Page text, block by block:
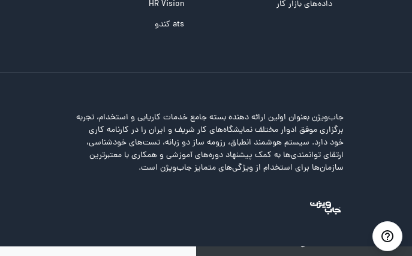
داده‌های بازار کار
HR Vision
ats کندو
جاب‌ویژن بعنوان اولین ارائه دهنده بسته جامع خدمات کاریابی و استخدام، تجربه
برگزاری موفق ادوار مختلف نمایشگاه‌های کار شریف و ایران را در کارنامه کاری
خود دارد. سیستم هوشمند انطباق، رزومه ساز دو زبانه، تست‌های خودشناسی،
ارتقای توانمندی‌ها به کمک پیشنهاد دوره‌های آموزشی و همکاری با معتبرترین
سازمان‌ها برای استخدام از ویژگی‌های متمایز جاب‌ویژن است.